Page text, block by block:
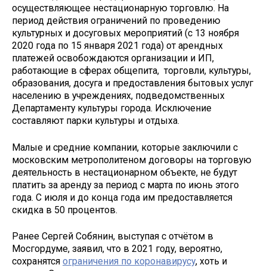
осуществляющее нестационарную торговлю. На
период действия ограничений по проведению
культурных и досуговых мероприятий (с 13 ноября
2020 года по 15 января 2021 года) от арендных
платежей освобождаются организации и ИП,
работающие в сферах общепита, торговли, культуры,
образования, досуга и предоставления бытовых услуг
населению в учреждениях, подведомственных
Департаменту культуры города. Исключение
составляют парки культуры и отдыха.
Малые и средние компании, которые заключили с
московским метрополитеном договоры на торговую
деятельность в нестационарном объекте, не будут
платить за аренду за период с марта по июнь этого
года. С июля и до конца года им предоставляется
скидка в 50 процентов.
Ранее Сергей Собянин, выступая с отчётом в
Мосгордуме, заявил, что в 2021 году, вероятно,
сохранятся ограничения по коронавирусу, хоть и